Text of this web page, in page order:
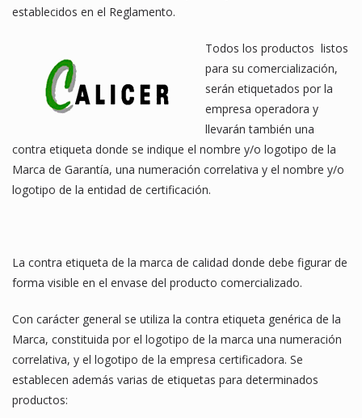
establecidos en el Reglamento.
Todos los productos listos
para su comercialización,
serán etiquetados por la
empresa operadora y
llevarán también una
contra etiqueta donde se indique el nombre y/o logotipo de la
Marca de Garantía, una numeración correlativa y el nombre y/o
logotipo de la entidad de certificación.
La contra etiqueta de la marca de calidad donde debe figurar de
forma visible en el envase del producto comercializado.
Con carácter general se utiliza la contra etiqueta genérica de la
Marca, constituida por el logotipo de la marca una numeración
correlativa, y el logotipo de la empresa certificadora. Se
establecen además varias de etiquetas para determinados
productos: